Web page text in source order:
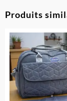
Produits